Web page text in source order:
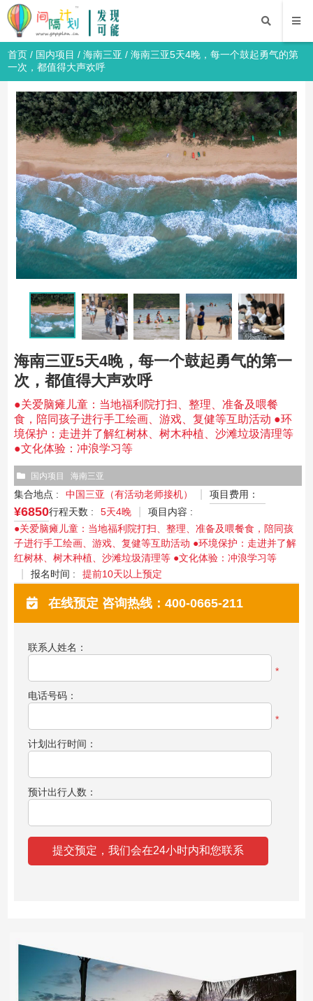
首页 / 国内项目 /海南三亚 / 海南三亚5天4晚，每一个鼓起勇气的第
一次，都值得大声欢呼
海南三亚5天4晚，每一个鼓起勇气的第一
次，都值得大声欢呼
●关爱脑瘫儿童：当地福利院打扫、整理、准备及喂餐
食，陪同孩子进行手工绘画、游戏、复健等互助活动 ●环
境保护：走进并了解红树林、树木种植、沙滩垃圾清理等
●文化体验：冲浪学习等
国内项目 海南三亚
集合地点 : 中国三亚（有活动老师接机） 项目费用：
¥6850行程天数 : 5天4晚
项目内容 :
●关爱脑瘫儿童：当地福利院打扫、整理、准备及喂餐食，陪同孩
子进行手工绘画、游戏、复健等互助活动 ●环境保护：走进并了解
红树林、树木种植、沙滩垃圾清理等 ●文化体验：冲浪学习等
报名时间 :
提前10天以上预定
在线预定 咨询热线：400-0665-211
联系人姓名：
*
电话号码：
*
计划出行时间：
预计出行人数：